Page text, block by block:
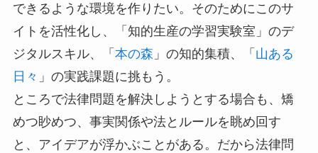
できるような環境を作りたい。そのためにこのサ
イトを活性化し、「知的生産の学習実験室」のデ
ジタルスキル、「 本の森 」の知的集積、「 山ある
日々 」の実践課題に挑もう。
ところで法律問題を解決しようとする場合も、矯
めつ眇めつ、事実関係や法とルールを眺め回す
と、アイデアが浮かぶことがある。だから法律問